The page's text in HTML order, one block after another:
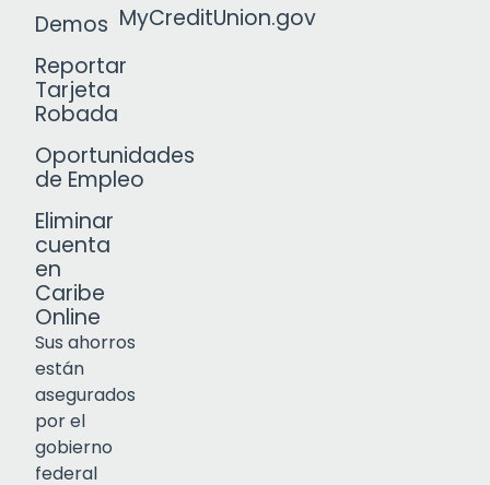
Demos
Reportar
Tarjeta
Robada
Oportunidades
de Empleo
Eliminar
cuenta
en
Caribe
Online
MyCreditUnion.gov
Sus ahorros
están
asegurados
por el
gobierno
federal